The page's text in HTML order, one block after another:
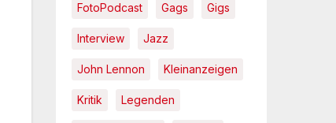
FotoPodcast Gags Gigs
Interview Jazz
John Lennon Kleinanzeigen
Kritik Legenden